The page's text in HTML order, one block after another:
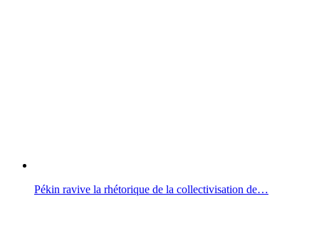
Pékin ravive la rhétorique de la collectivisation de…